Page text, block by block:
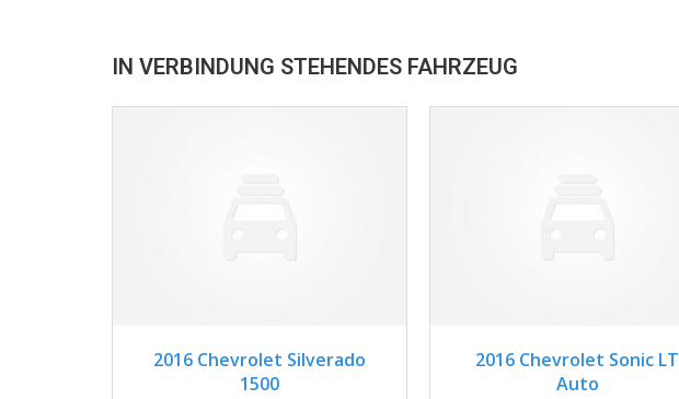
IN VERBINDUNG STEHENDES FAHRZEUG
2016 Autom... 3
2016 Chevrolet Silverado
1500
2016 Autom... 3
2016 Chevrolet Sonic LT
Auto